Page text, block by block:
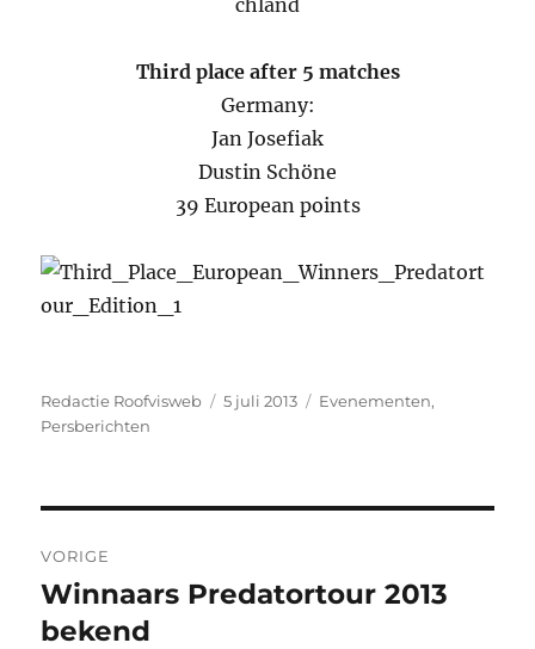
Third place after 5 matches
Germany:
Jan Josefiak
Dustin Schöne
39 European points
Auteur
Redactie Roofvisweb
Geplaatst
5 juli 2013 Categorieën
Evenementen,
Persberichten
navigatie
VORIGE
Vorig
bericht:
Winnaars Predatortour 2013
bekend